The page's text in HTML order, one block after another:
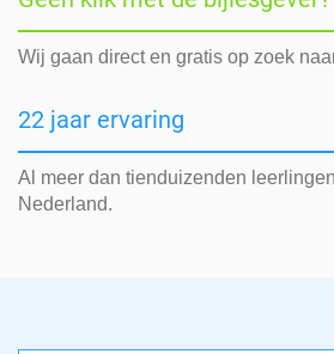
Wij gaan direct en gratis op zoek
22 jaar ervaring
Al meer dan tienduizenden
Nederland.